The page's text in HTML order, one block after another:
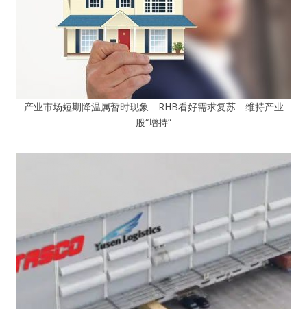
产业市场短期降温属暂时现象 RHB看好需求复苏 维持产业
股“增持”